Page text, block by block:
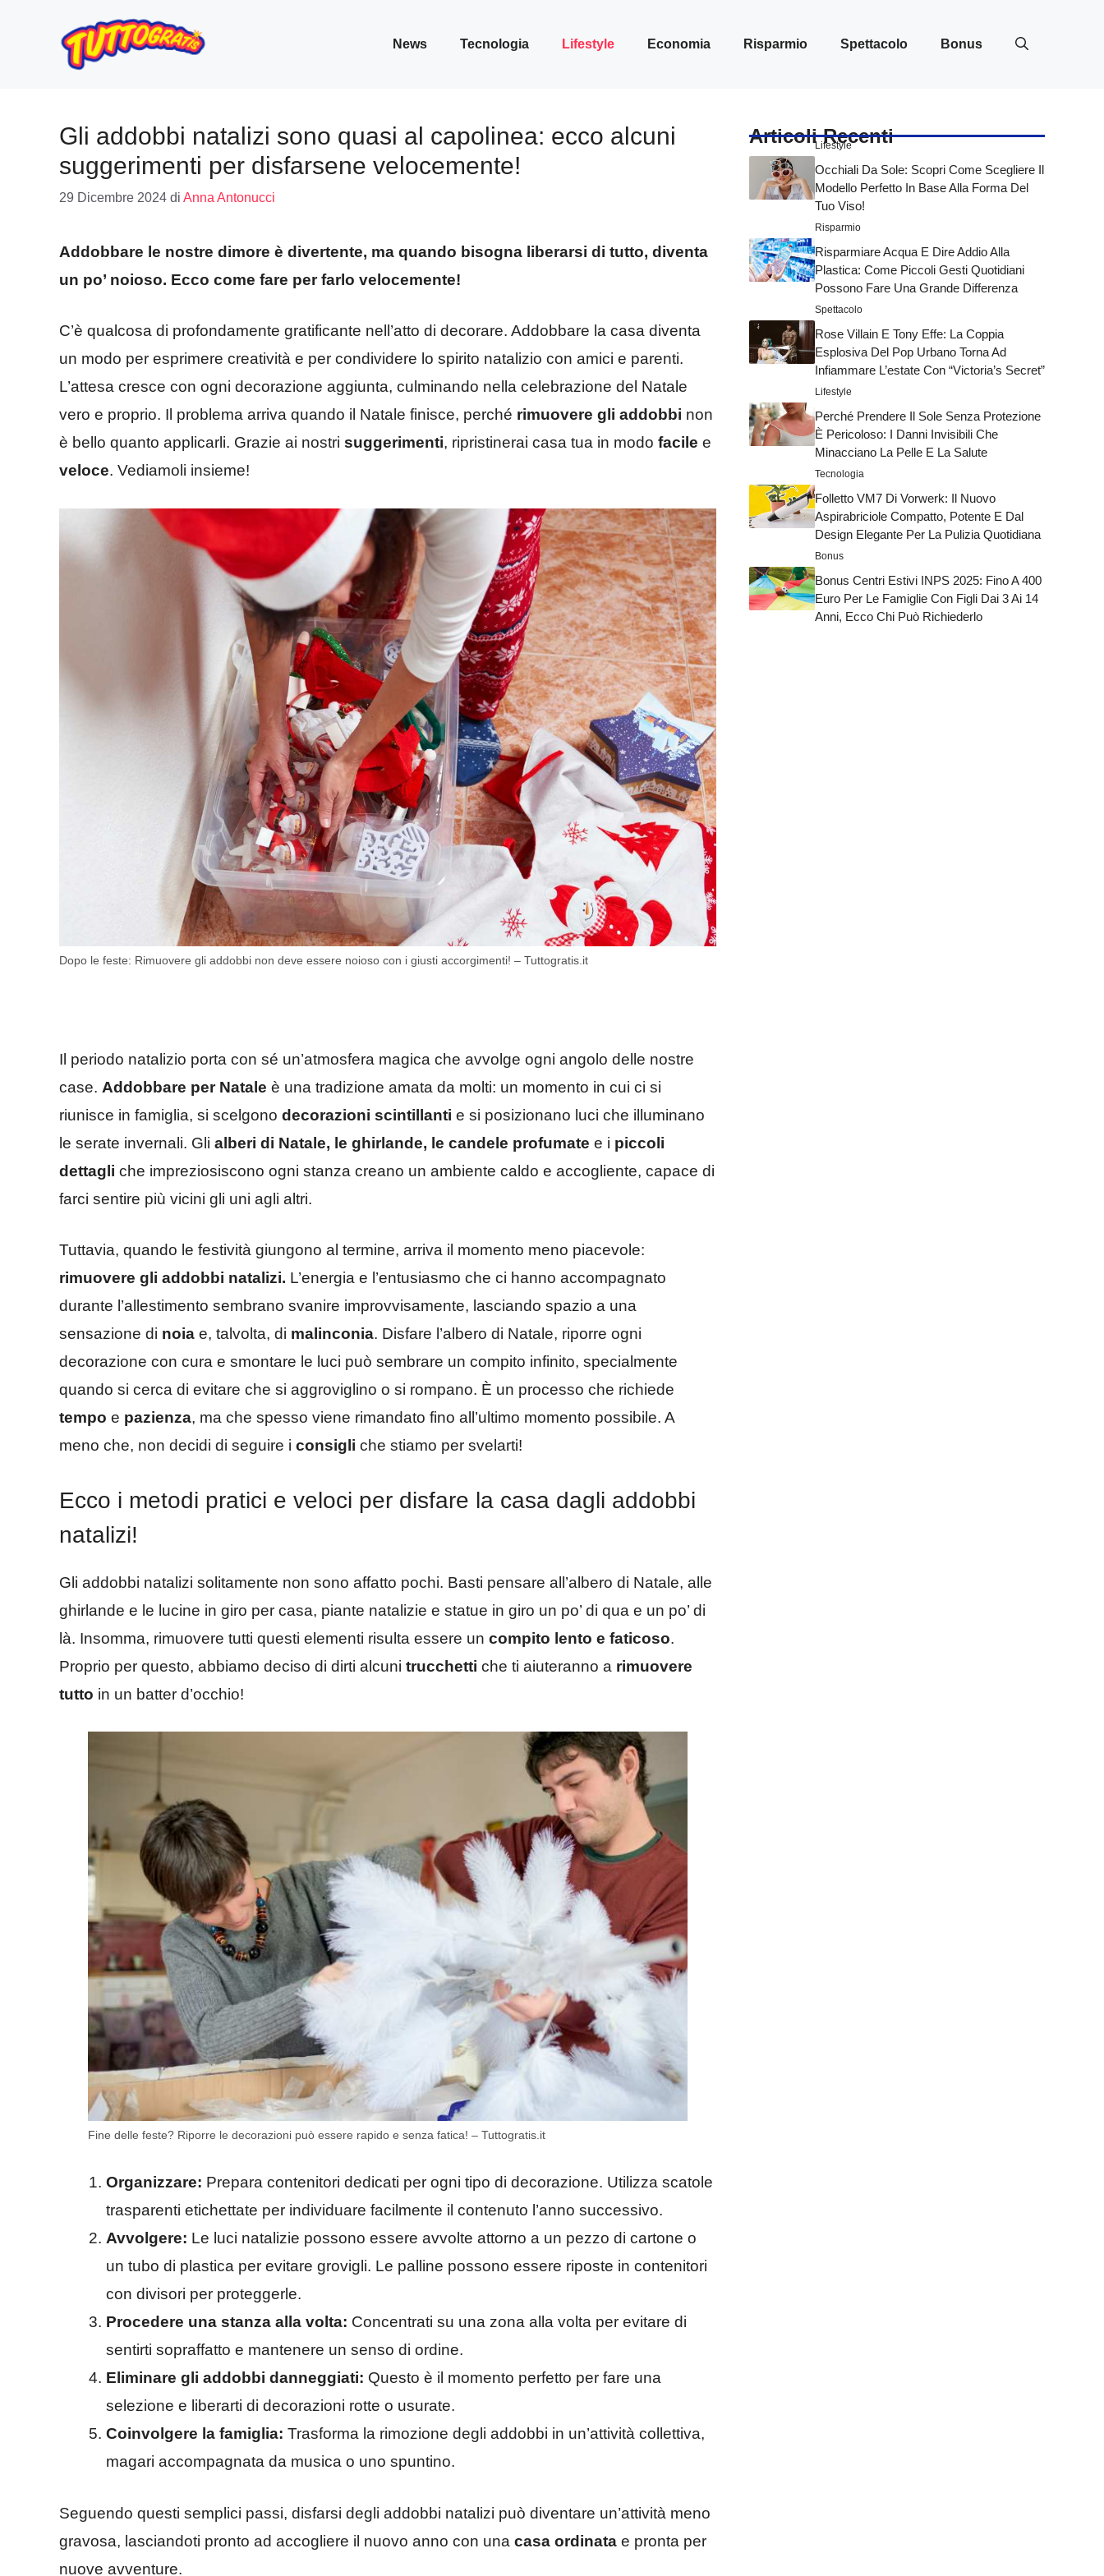
contenuto
News Tecnologia Lifestyle Economia Risparmio Spettacolo Bonus
Gli addobbi natalizi sono quasi al capolinea: ecco alcuni
suggerimenti per disfarsene velocemente!
29 Dicembre 2024 di Anna Antonucci
Addobbare le nostre dimore è divertente, ma quando bisogna liberarsi di tutto, diventa
un po’ noioso. Ecco come fare per farlo velocemente!
C’è qualcosa di profondamente gratificante nell’atto di decorare. Addobbare la casa diventa
un modo per esprimere creatività e per condividere lo spirito natalizio con amici e parenti.
L’attesa cresce con ogni decorazione aggiunta, culminando nella celebrazione del Natale
vero e proprio. Il problema arriva quando il Natale finisce, perché rimuovere gli addobbi non
è bello quanto applicarli. Grazie ai nostri suggerimenti, ripristinerai casa tua in modo facile e
veloce. Vediamoli insieme!
Dopo le feste: Rimuovere gli addobbi non deve essere noioso con i giusti accorgimenti! – Tuttogratis.it
Il periodo natalizio porta con sé un’atmosfera magica che avvolge ogni angolo delle nostre
case. Addobbare per Natale è una tradizione amata da molti: un momento in cui ci si
riunisce in famiglia, si scelgono decorazioni scintillanti e si posizionano luci che illuminano
le serate invernali. Gli alberi di Natale, le ghirlande, le candele profumate e i piccoli
dettagli che impreziosiscono ogni stanza creano un ambiente caldo e accogliente, capace di
farci sentire più vicini gli uni agli altri.
Tuttavia, quando le festività giungono al termine, arriva il momento meno piacevole:
rimuovere gli addobbi natalizi. L’energia e l’entusiasmo che ci hanno accompagnato
durante l’allestimento sembrano svanire improvvisamente, lasciando spazio a una
sensazione di noia e, talvolta, di malinconia. Disfare l’albero di Natale, riporre ogni
decorazione con cura e smontare le luci può sembrare un compito infinito, specialmente
quando si cerca di evitare che si aggroviglino o si rompano. È un processo che richiede
tempo e pazienza, ma che spesso viene rimandato fino all’ultimo momento possibile. A
meno che, non decidi di seguire i consigli che stiamo per svelarti!
Ecco i metodi pratici e veloci per disfare la casa dagli addobbi
natalizi!
Gli addobbi natalizi solitamente non sono affatto pochi. Basti pensare all’albero di Natale, alle
ghirlande e le lucine in giro per casa, piante natalizie e statue in giro un po’ di qua e un po’ di
là. Insomma, rimuovere tutti questi elementi risulta essere un compito lento e faticoso.
Proprio per questo, abbiamo deciso di dirti alcuni trucchetti che ti aiuteranno a rimuovere
tutto in un batter d’occhio!
Fine delle feste? Riporre le decorazioni può essere rapido e senza fatica! – Tuttogratis.it
Organizzare: Prepara contenitori dedicati per ogni tipo di decorazione. Utilizza scatole
trasparenti etichettate per individuare facilmente il contenuto l’anno successivo.
Avvolgere: Le luci natalizie possono essere avvolte attorno a un pezzo di cartone o
un tubo di plastica per evitare grovigli. Le palline possono essere riposte in contenitori
con divisori per proteggerle.
Procedere una stanza alla volta: Concentrati su una zona alla volta per evitare di
sentirti sopraffatto e mantenere un senso di ordine.
Eliminare gli addobbi danneggiati: Questo è il momento perfetto per fare una
selezione e liberarti di decorazioni rotte o usurate.
Coinvolgere la famiglia: Trasforma la rimozione degli addobbi in un’attività collettiva,
magari accompagnata da musica o uno spuntino.
Seguendo questi semplici passi, disfarsi degli addobbi natalizi può diventare un’attività meno
gravosa, lasciandoti pronto ad accogliere il nuovo anno con una casa ordinata e pronta per
nuove avventure.
Articoli Recenti
Lifestyle
Occhiali Da Sole: Scopri Come Scegliere Il
Modello Perfetto In Base Alla Forma Del
Tuo Viso!
Risparmio
Risparmiare Acqua E Dire Addio Alla
Plastica: Come Piccoli Gesti Quotidiani
Possono Fare Una Grande Differenza
Spettacolo
Rose Villain E Tony Effe: La Coppia
Esplosiva Del Pop Urbano Torna Ad
Infiammare L’estate Con “Victoria’s Secret”
Lifestyle
Perché Prendere Il Sole Senza Protezione
È Pericoloso: I Danni Invisibili Che
Minacciano La Pelle E La Salute
Tecnologia
Folletto VM7 Di Vorwerk: Il Nuovo
Aspirabriciole Compatto, Potente E Dal
Design Elegante Per La Pulizia Quotidiana
Bonus
Bonus Centri Estivi INPS 2025: Fino A 400
Euro Per Le Famiglie Con Figli Dai 3 Ai 14
Anni, Ecco Chi Può Richiederlo